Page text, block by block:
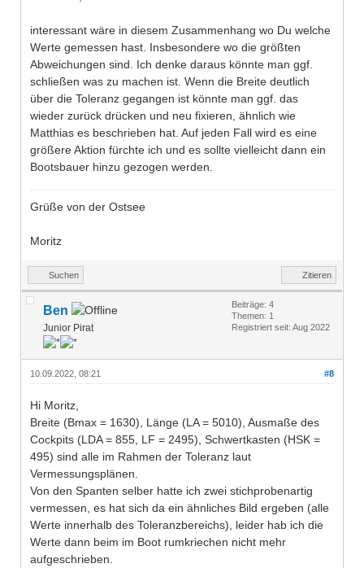
interessant wäre in diesem Zusammenhang wo Du welche
Werte gemessen hast. Insbesondere wo die größten
Abweichungen sind. Ich denke daraus könnte man ggf.
schließen was zu machen ist. Wenn die Breite deutlich
über die Toleranz gegangen ist könnte man ggf. das
wieder zurück drücken und neu fixieren, ähnlich wie
Matthias es beschrieben hat. Auf jeden Fall wird es eine
größere Aktion fürchte ich und es sollte vielleicht dann ein
Bootsbauer hinzu gezogen werden.
Grüße von der Ostsee
Moritz
Suchen Zitieren
Ben
Junior Pirat
Beiträge: 4
Themen: 1
Registriert seit: Aug 2022
#8
10.09.2022, 08:21
Hi Moritz,
Breite (Bmax = 1630), Länge (LA = 5010), Ausmaße des
Cockpits (LDA = 855, LF = 2495), Schwertkasten (HSK =
495) sind alle im Rahmen der Toleranz laut
Vermessungsplänen.
Von den Spanten selber hatte ich zwei stichprobenartig
vermessen, es hat sich da ein ähnliches Bild ergeben (alle
Werte innerhalb des Toleranzbereichs), leider hab ich die
Werte dann beim im Boot rumkriechen nicht mehr
aufgeschrieben.